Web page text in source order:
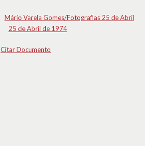
Mário Varela Gomes/Fotografias 25 de Abril
25 de Abril de 1974
Citar Documento